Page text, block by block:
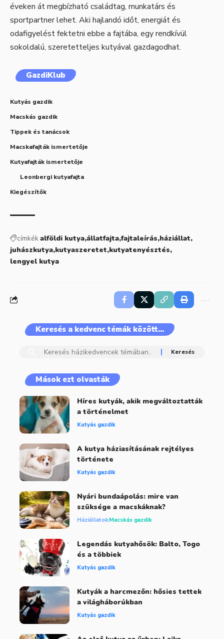
éveken át megbízható családtag, munkatárs és
sportpartner lehet. Aki hajlandó időt, energiát és
odafigyelést fektetni ebbe a fajtába, egy rendkívül
sokoldalú, szeretetteljes kutyával gazdagodhat.
GazdiKlub
Kutyás gazdik
Macskás gazdik
Tippek és tanácsok
Macskafajták ismertetője
Kutyafajták ismertetője
Leonbergi kutyafajta
Kiegészítők
címkékalföldi kutya állatfajta fajtaleírás háziállat
juhászkutya kutyaszeretet kutyatenyésztés
lengyel kutya
Keresés a kedvenc témák között…
Mások ezt olvasták
Híres kutyák, akik megváltoztatták
a történelmet
Kutyás gazdik
A kutya háziasításának rejtélyes
története
Kutyás gazdik
Nyári bundaápolás: mire van
szüksége a macskáknak?
HáziállatokMacskás gazdik
Legendás kutyahősök: Balto, Togo
és a többiek
Kutyás gazdik
Kutyák a harcmezőn: hősies tettek
a világháborúkban
Kutyás gazdik